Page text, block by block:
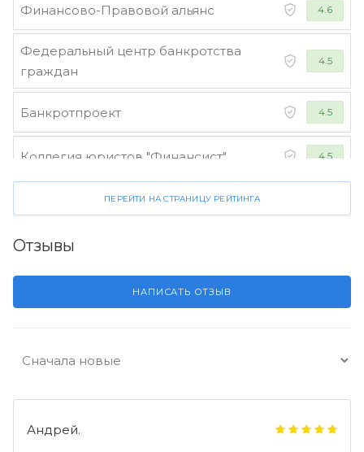
Финансово-Правовой альянс 4.6
Федеральный центр банкротства
граждан
4.5
Банкротпроект 4.5
Коллегия юристов "Финансист" 4.5
ПЕРЕЙТИ НА СТРАНИЦУ РЕЙТИНГА
Отзывы
НАПИСАТЬ ОТЗЫВ
Андрей.